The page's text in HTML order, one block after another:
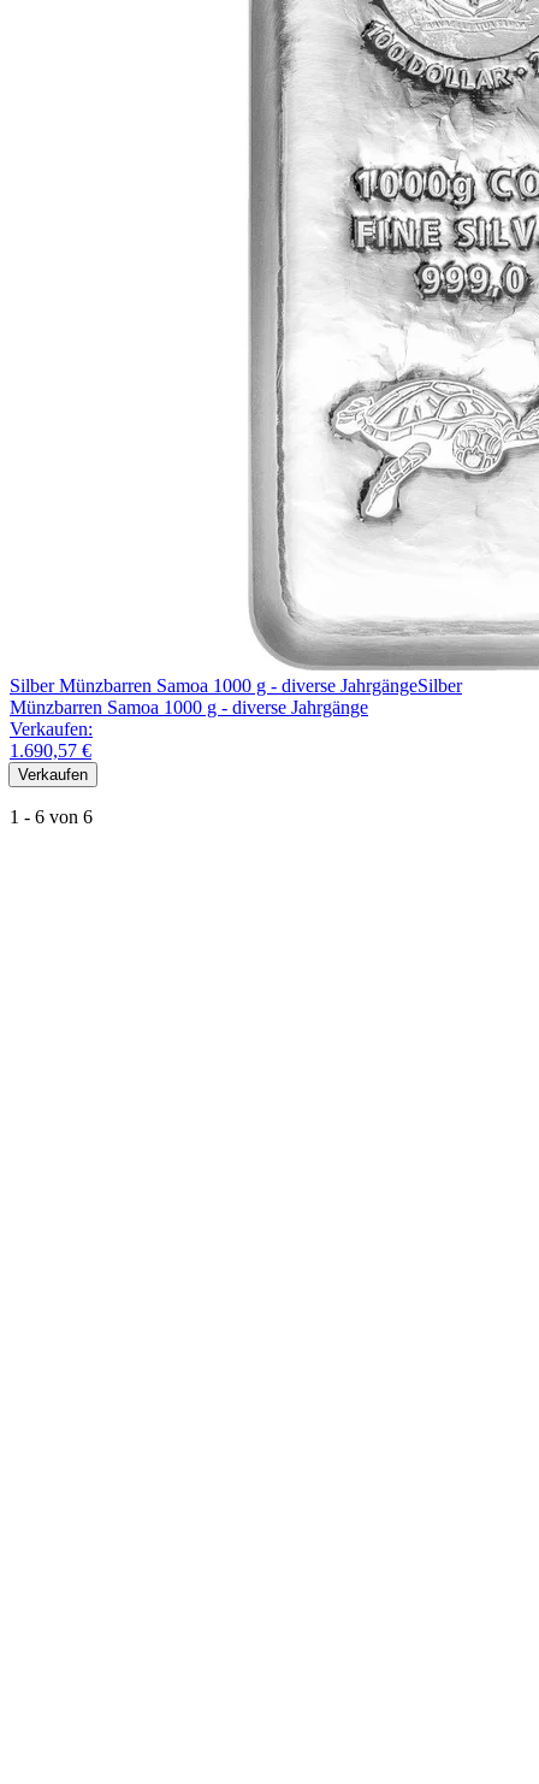
Silber Münzbarren Samoa 1000 g - diverse JahrgängeSilber
Münzbarren Samoa 1000 g - diverse Jahrgänge
Verkaufen:
1.690,57 €
Verkaufen
1 - 6 von 6